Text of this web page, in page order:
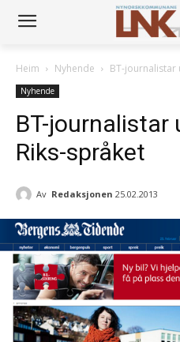
Heim Nyhende BT-journalistar
Nyhende
BT-journalistar
Riks-språket
Av Redaksjonen 25.02.2013